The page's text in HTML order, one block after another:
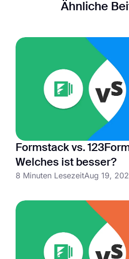
Ähnliche
Formstack vs.
Welches ist besser?
8 Minuten LesezeitAug 19,